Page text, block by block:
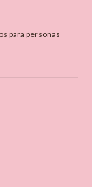
para personas